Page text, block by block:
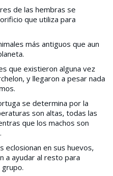
de las hembras se
que utiliza para
más antiguos que aun
que existieron alguna vez
y llegaron a pesar nada
se determina por la
son altas, todas las
que los machos son
eclosionan en sus huevos,
a ayudar al resto para
grupo.